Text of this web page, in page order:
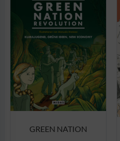
GREEN NATION